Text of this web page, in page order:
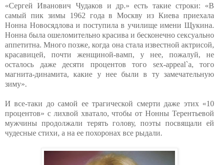
«Сергей Иванович Чудаков и др.» есть такие строки: «В
самый пик зимы 1962 года в Москву из Киева приехала
Нонна Новосядлова и поступила в училище имени Щукина.
Нонна была ошеломительно красива и бесконечно сексуально
аппетитна. Много позже, когда она стала известной актрисой,
красавицей, почти женщиной-вамп, у нее, пожалуй, не
осталось даже десяти процентов того sex-appeal`a, того
магнита-динамита, какие у нее были в ту замечательную
зиму».
И все-таки до самой ее трагической смерти даже этих «10
процентов» с лихвой хватало, чтобы от Нонны Терентьевой
мужчины продолжали терять голову, поэты посвящали ей
чудесные стихи, а на ее похоронах все рыдали.